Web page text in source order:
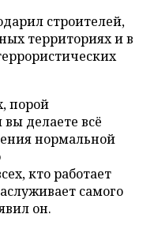
строителей,
территориях и в
порой
делаете всё
нормальной
кто работает
самого
он.